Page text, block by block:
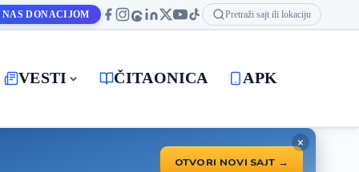
NAS DONACIJOM Pretraži sajt ili lokaciju
VESTI ČITAONICA APK
OTVORI NOVI SAJT →
×